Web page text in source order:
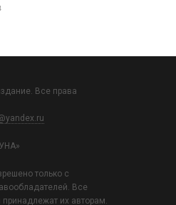
Все права
только с
Все
их авторам.